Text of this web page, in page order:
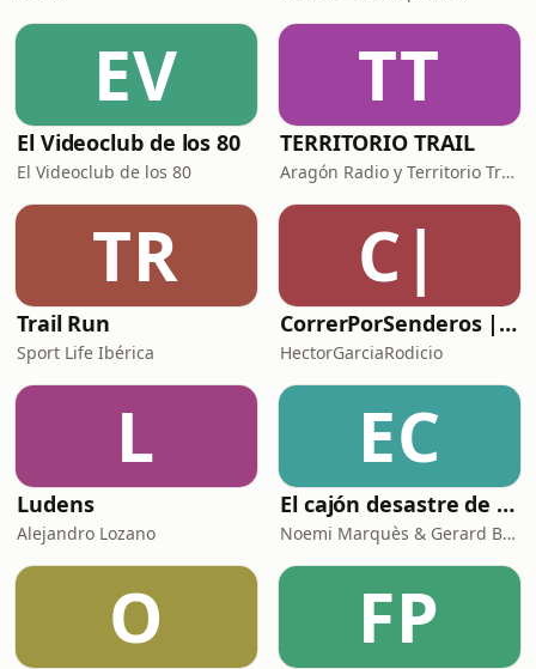
EV
El Videoclub de los 80
El Videoclub de los 80
TT
TERRITORIO TRAIL
Aragón Radio y Territorio Trail Media
TR
Trail Run
Sport Life Ibérica
C|
CorrerPorSenderos | El podcast de trail-running
HectorGarciaRodicio
L
Ludens
Alejandro Lozano
EC
El cajón desastre de la fisioterapia
Noemi Marquès & Gerard Berenguer
O FP